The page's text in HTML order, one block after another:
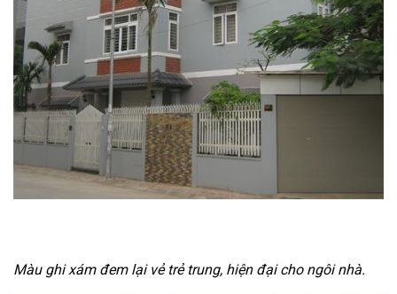
Màu ghi xám đem lại vẻ trẻ trung, hiện đại cho ngôi nhà.